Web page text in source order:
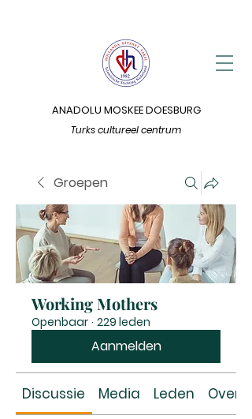
Turks cultureel centrum
ANADOLU MOSKEE DOESBURG
Groepen
Working Mothers
Openbaar · 229 leden
Aanmelden
Discussie Media Leden Over